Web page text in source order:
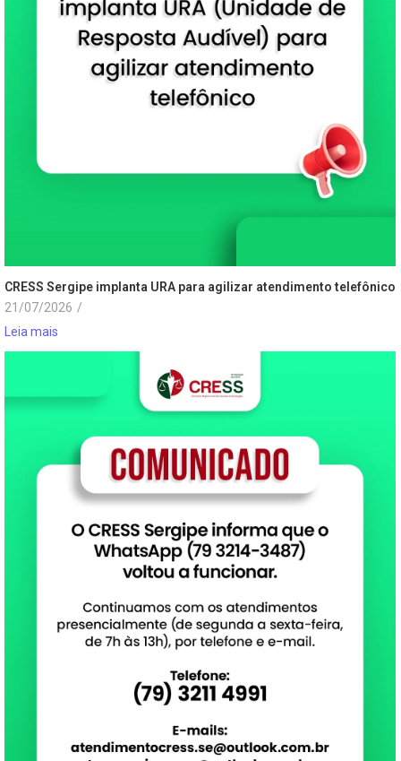
CRESS Sergipe implanta URA para agilizar atendimento telefônico
21/07/2026 /
Leia mais